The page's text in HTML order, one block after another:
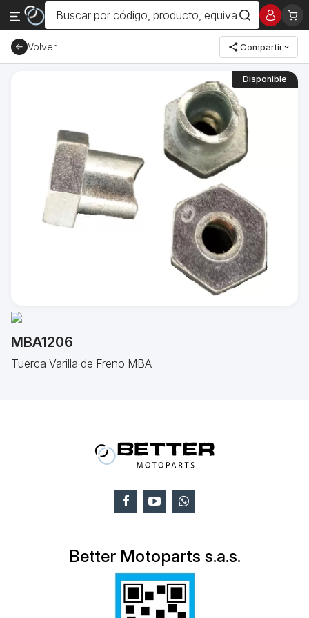
Volver Compartir
Disponible
MBA1206
Tuerca Varilla de Freno MBA
Better Motoparts s.a.s.